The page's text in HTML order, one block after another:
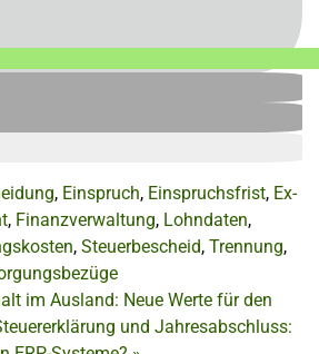
, Einspruch, Einspruchsfrist, Ex-
, Finanzverwaltung, Lohndaten,
, Steuerbescheid, Trennung,
im Ausland: Neue Werte für den
und Jahresabschluss: